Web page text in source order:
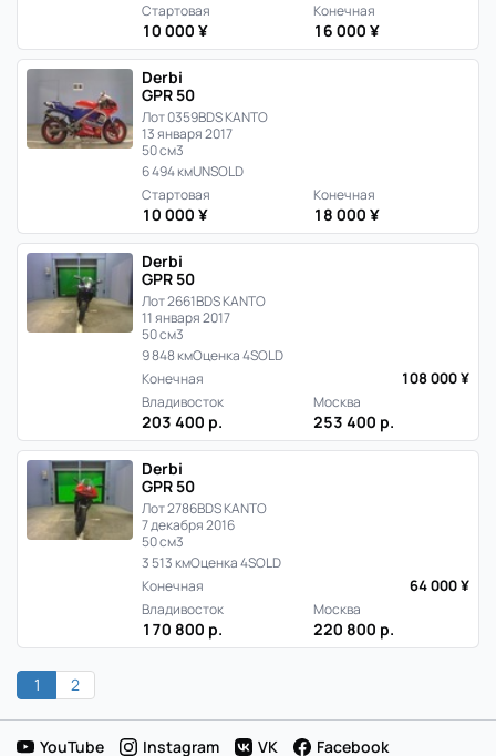
Стартовая
10 000 ¥
Конечная
16 000 ¥
Derbi
GPR 50
Лот 0359BDS KANTO
13 января 2017
50 см3
6 494 кмUNSOLD
Стартовая
10 000 ¥
Конечная
18 000 ¥
Derbi
GPR 50
Лот 2661BDS KANTO
11 января 2017
50 см3
9 848 кмОценка 4SOLD
Конечная
108 000 ¥
Владивосток
203 400 р.
Москва
253 400 р.
Derbi
GPR 50
Лот 2786BDS KANTO
7 декабря 2016
50 см3
3 513 кмОценка 4SOLD
Конечная
64 000 ¥
Владивосток
170 800 р.
Москва
220 800 р.
1 2
YouTube Instagram VK Facebook